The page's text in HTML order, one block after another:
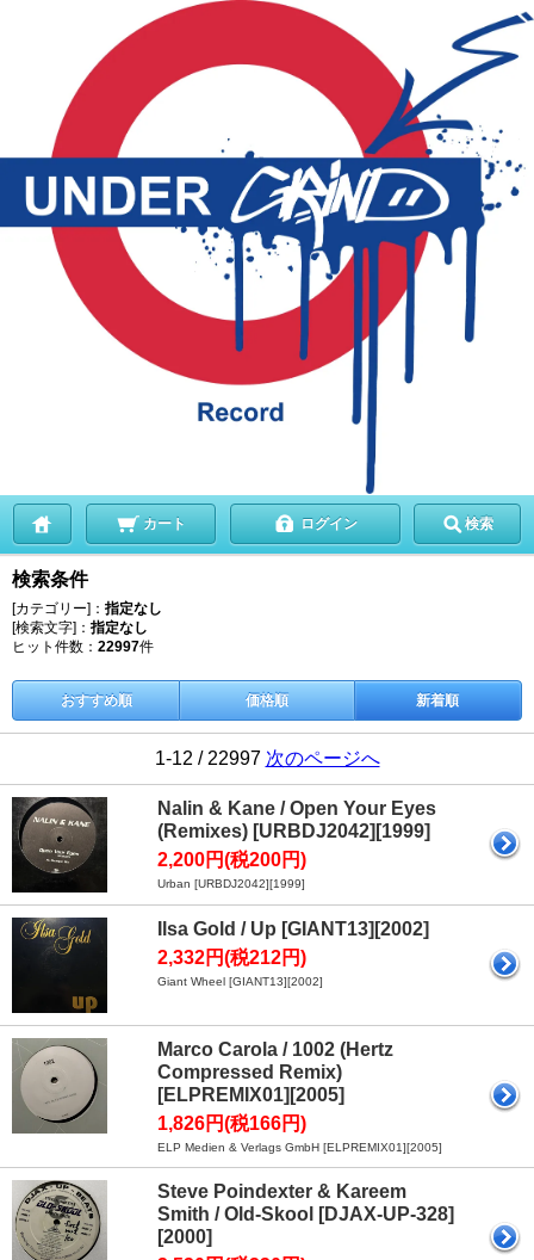
カート ログイン 検索
検索条件
[カテゴリー]： 指定なし
[検索文字]： 指定なし
ヒット件数： 22997件
おすすめ順 価格順 新着順
1-12 / 22997 次のページへ
Nalin & Kane / Open Your Eyes
(Remixes) [URBDJ2042][1999]
2,200円(税200円)
Urban [URBDJ2042][1999]
Ilsa Gold / Up [GIANT13][2002]
2,332円(税212円)
Giant Wheel [GIANT13][2002]
Marco Carola / 1002 (Hertz
Compressed Remix)
[ELPREMIX01][2005]
1,826円(税166円)
ELP Medien & Verlags GmbH [ELPREMIX01][2005]
Steve Poindexter & Kareem
Smith / Old-Skool [DJAX-UP-328]
[2000]